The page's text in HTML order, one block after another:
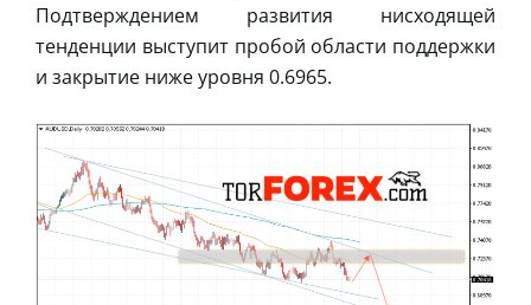
Подтверждением развития нисходящей
тенденции выступит пробой области поддержки
и закрытие ниже уровня 0.6965.